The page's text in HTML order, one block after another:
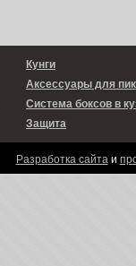
Кунги
Аксессуары для
Система боксов в
Защита
Разработка сайтаи